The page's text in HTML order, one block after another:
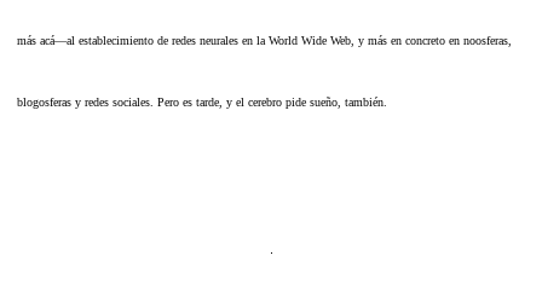
más acá—al establecimiento de redes neurales en la World Wide Web, y más en concreto en noosferas,
blogosferas y redes sociales. Pero es tarde, y el cerebro pide sueño, también.